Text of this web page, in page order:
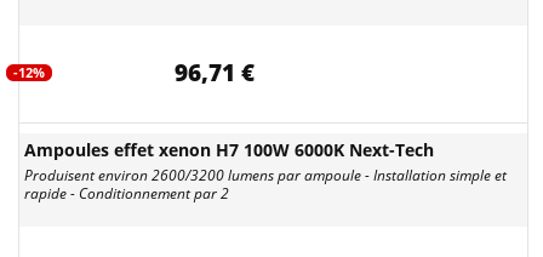
-12% 96,71 €
Ampoules effet xenon H7 100W 6000K Next-Tech
Produisent environ 2600/3200 lumens par ampoule - Installation simple et
rapide - Conditionnement par 2